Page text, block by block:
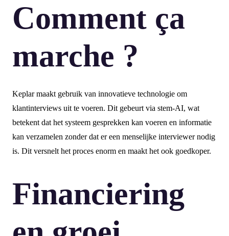
Comment ça
marche ?
Keplar maakt gebruik van innovatieve technologie om
klantinterviews uit te voeren. Dit gebeurt via stem-AI, wat
betekent dat het systeem gesprekken kan voeren en informatie
kan verzamelen zonder dat er een menselijke interviewer nodig
is. Dit versnelt het proces enorm en maakt het ook goedkoper.
Financiering